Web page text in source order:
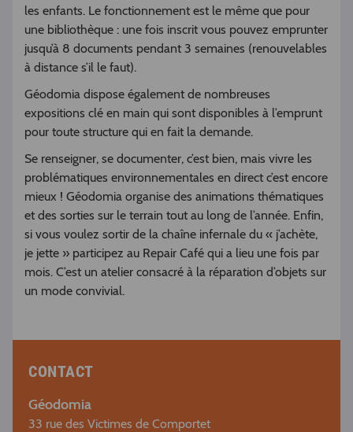
les enfants. Le fonctionnement est le même que pour
une bibliothèque : une fois inscrit vous pouvez emprunter
jusqu’à 8 documents pendant 3 semaines (renouvelables
à distance s’il le faut).
Géodomia dispose également de nombreuses
expositions clé en main qui sont disponibles à l’emprunt
pour toute structure qui en fait la demande.
Se renseigner, se documenter, c’est bien, mais vivre les
problématiques environnementales en direct c’est encore
mieux ! Géodomia organise des animations thématiques
et des sorties sur le terrain tout au long de l’année. Enfin,
si vous voulez sortir de la chaîne infernale du « j’achète,
je jette » participez au Repair Café qui a lieu une fois par
mois. C’est un atelier consacré à la réparation d’objets sur
un mode convivial.
CONTACT
Géodomia
33 rue des Victimes de Comportet